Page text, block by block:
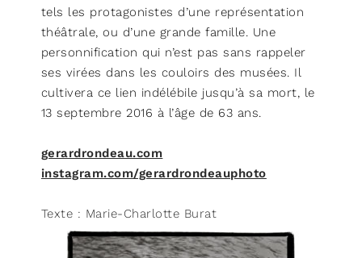
tels les protagonistes d’une représentation
théâtrale, ou d’une grande famille. Une
personnification qui n’est pas sans rappeler
ses virées dans les couloirs des musées. Il
cultivera ce lien indélébile jusqu’à sa mort, le
13 septembre 2016 à l’âge de 63 ans.
gerardrondeau.com
instagram.com/gerardrondeauphoto
Texte : Marie-Charlotte Burat